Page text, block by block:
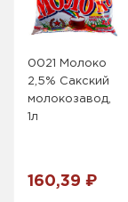
0021 Молоко
2,5% Сакский
молокозавод,
1л
160,39 ₽